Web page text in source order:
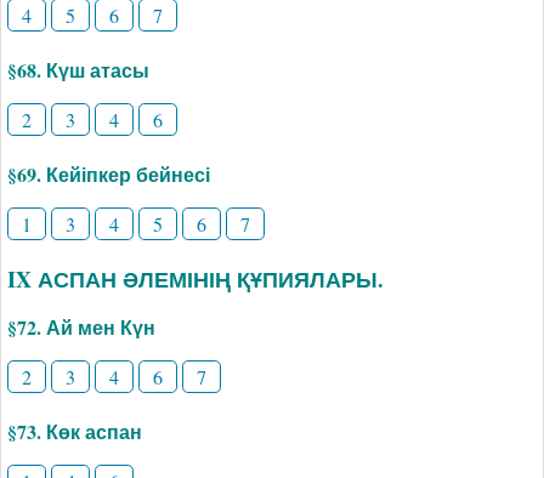
4 5 6 7
§68. Күш атасы
2 3 4 6
§69. Кейіпкер бейнесі
1 3 4 5 6 7
IX АСПАН ӘЛЕМІНІҢ ҚҰПИЯЛАРЫ.
§72. Ай мен Күн
2 3 4 6 7
§73. Көк аспан